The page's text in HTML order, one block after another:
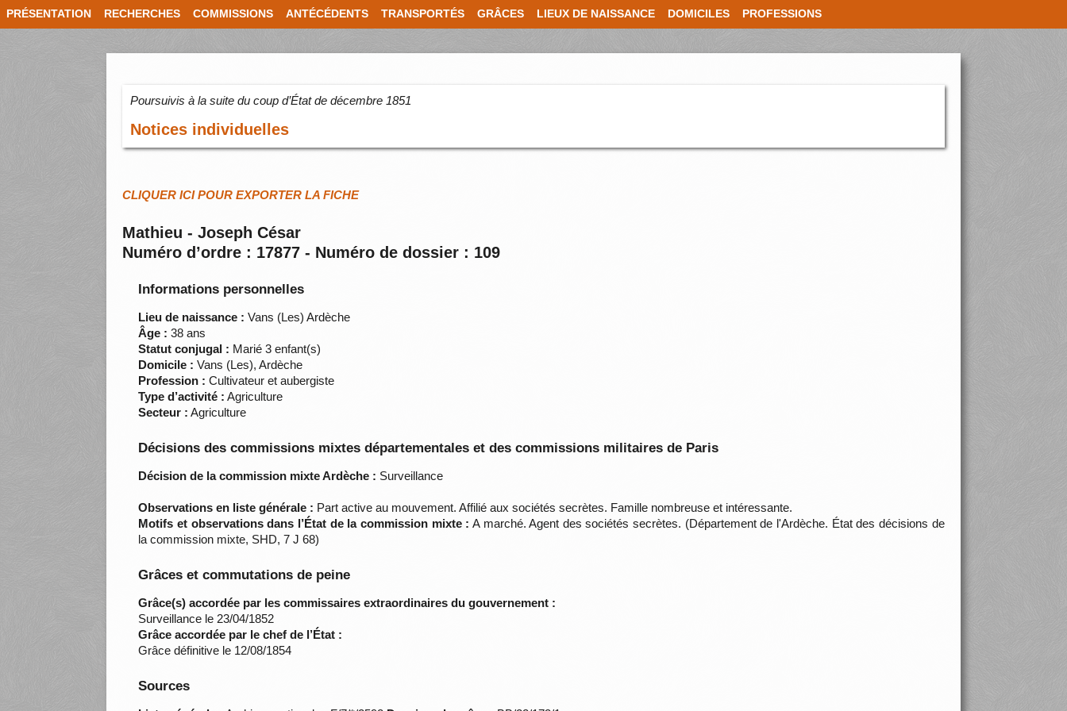
PRÉSENTATION RECHERCHES COMMISSIONS ANTÉCÉDENTS TRANSPORTÉS GRÂCES LIEUX DE NAISSANCE DOMICILES PROFESSIONS
Poursuivis à la suite du coup d’État de décembre 1851
Notices individuelles
CLIQUER ICI POUR EXPORTER LA FICHE
Mathieu - Joseph César
Numéro d’ordre : 17877 - Numéro de dossier : 109
Informations personnelles
Lieu de naissance : Vans (Les) Ardèche
Âge : 38 ans
Statut conjugal : Marié 3 enfant(s)
Domicile : Vans (Les), Ardèche
Profession : Cultivateur et aubergiste
Type d’activité : Agriculture
Secteur : Agriculture
Décisions des commissions mixtes départementales et des commissions militaires de Paris
Décision de la commission mixte Ardèche : Surveillance
Observations en liste générale : Part active au mouvement. Affilié aux sociétés secrètes. Famille nombreuse et intéressante.
Motifs et observations dans l’État de la commission mixte : A marché. Agent des sociétés secrètes. (Département de l'Ardèche. État des décisions de
la commission mixte, SHD, 7 J 68)
Grâces et commutations de peine
Grâce(s) accordée par les commissaires extraordinaires du gouvernement :
Surveillance le 23/04/1852
Grâce accordée par le chef de l’État :
Grâce définitive le 12/08/1854
Sources